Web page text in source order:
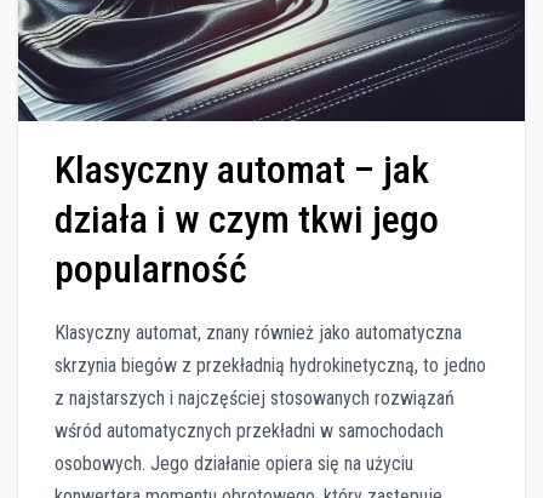
Klasyczny automat – jak
działa i w czym tkwi jego
popularność
Klasyczny automat, znany również jako automatyczna
skrzynia biegów z przekładnią hydrokinetyczną, to jedno
z najstarszych i najczęściej stosowanych rozwiązań
wśród automatycznych przekładni w samochodach
osobowych. Jego działanie opiera się na użyciu